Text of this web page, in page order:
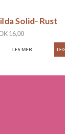
Solid- Rust
16,00
LES MER